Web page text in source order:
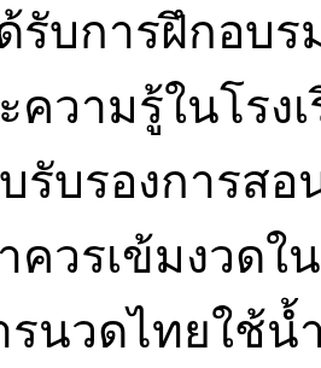
บการฝึกอบร
วามรู้ในโรง
บรับรองการส
ควรเข้มงวดใ
รนวดไทยใช้